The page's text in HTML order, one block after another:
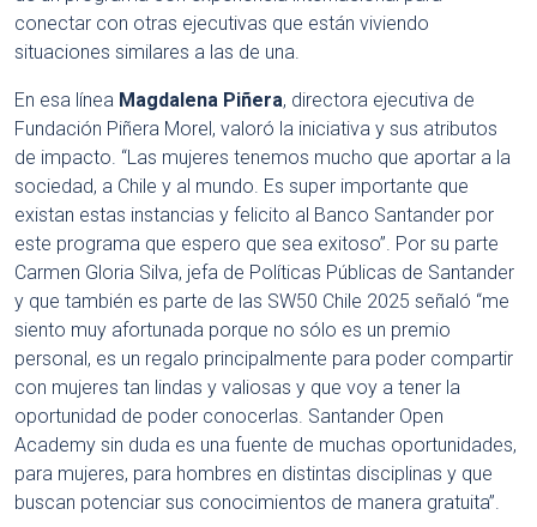
conectar con otras ejecutivas que están viviendo
situaciones similares a las de una.
En esa línea Magdalena Piñera, directora ejecutiva de
Fundación Piñera Morel, valoró la iniciativa y sus atributos
de impacto. “Las mujeres tenemos mucho que aportar a la
sociedad, a Chile y al mundo. Es super importante que
existan estas instancias y felicito al Banco Santander por
este programa que espero que sea exitoso”. Por su parte
Carmen Gloria Silva, jefa de Políticas Públicas de Santander
y que también es parte de las SW50 Chile 2025 señaló “me
siento muy afortunada porque no sólo es un premio
personal, es un regalo principalmente para poder compartir
con mujeres tan lindas y valiosas y que voy a tener la
oportunidad de poder conocerlas. Santander Open
Academy sin duda es una fuente de muchas oportunidades,
para mujeres, para hombres en distintas disciplinas y que
buscan potenciar sus conocimientos de manera gratuita”.